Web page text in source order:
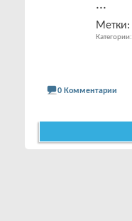
...
Метки:
Категории
0 Комментарии